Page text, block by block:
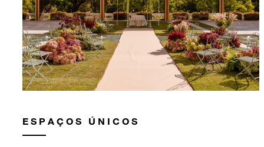
ESPAÇOS ÚNICOS